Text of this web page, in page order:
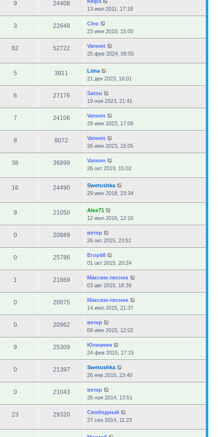
9 24408
13 июл 2011, 17:18
3 22648
Cleo
23 июн 2010, 15:00
82 52722
Varwen
25 фев 2024, 09:55
5 3911
Lima
21 дек 2023, 16:01
6 27176
Satou
19 ноя 2023, 21:41
7 24106
Varwen
29 июн 2023, 17:09
8 8072
Varwen
26 июн 2023, 15:05
38 36899
Varwen
26 окт 2019, 15:02
16 24490
Swetushka
29 июн 2018, 23:34
9 21050
Alex71
12 июл 2016, 12:16
0 20889
ветер
26 окт 2015, 23:51
0 25786
Егор68
01 окт 2015, 20:24
1 21869
Максим-лесник
03 авг 2015, 18:39
0 20975
Максим-лесник
14 июл 2015, 21:37
0 20962
ветер
09 июн 2015, 12:02
9 25309
Юлиания
24 фев 2015, 17:15
0 21397
Swetushka
26 янв 2015, 23:40
0 21043
ветер
26 ноя 2014, 13:51
23 29320
Свободный
27 сен 2014, 11:23